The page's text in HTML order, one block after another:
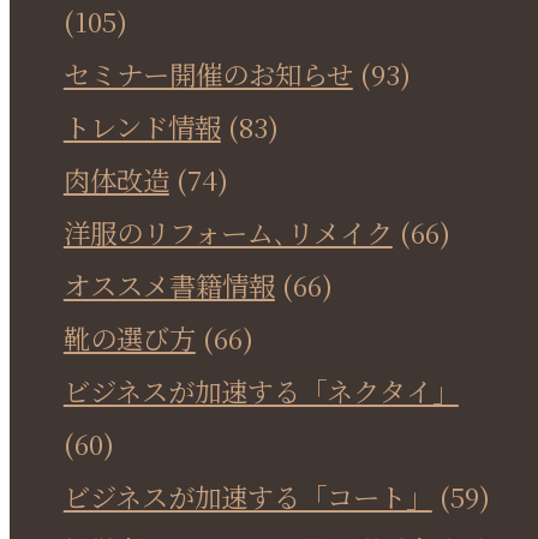
(105)
セミナー開催のお知らせ (93)
トレンド情報 (83)
肉体改造(74)
洋服のリフォーム､リメイク (66)
オススメ書籍情報 (66)
靴の選び方 (66)
ビジネスが加速する「ネクタイ」
(60)
ビジネスが加速する「コート」
(59)